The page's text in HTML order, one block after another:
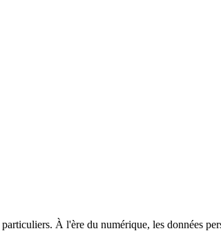
À l'ère du numérique, les données